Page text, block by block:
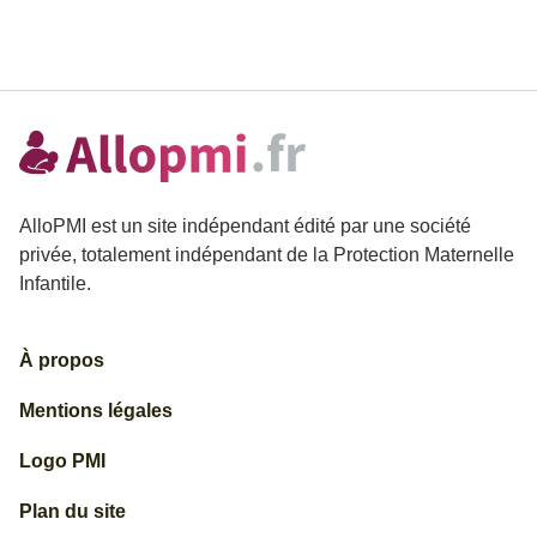
AlloPMI est un site indépendant édité par une société
privée, totalement indépendant de la Protection Maternelle
Infantile.
À propos
Mentions légales
Logo PMI
Plan du site